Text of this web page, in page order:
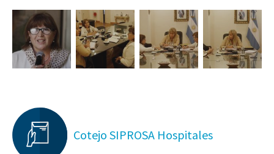
Cotejo SIPROSA Hospitales